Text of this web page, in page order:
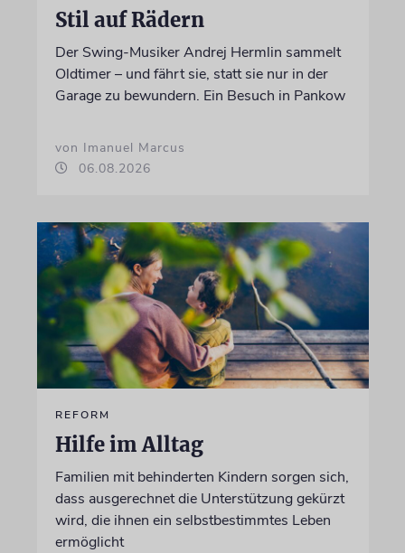
Stil auf Rädern
Der Swing-Musiker Andrej Hermlin sammelt
Oldtimer – und fährt sie, statt sie nur in der
Garage zu bewundern. Ein Besuch in Pankow
von Imanuel Marcus
06.08.2026
REFORM
Hilfe im Alltag
Familien mit behinderten Kindern sorgen sich,
dass ausgerechnet die Unterstützung gekürzt
wird, die ihnen ein selbstbestimmtes Leben
ermöglicht